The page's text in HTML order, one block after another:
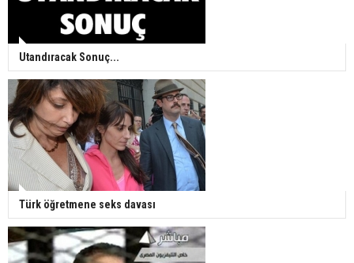
Utandıracak Sonuç...
Türk öğretmene seks davası